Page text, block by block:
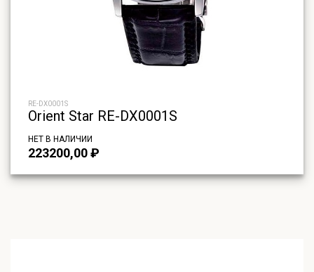
RE-DX0001S
Orient Star RE-DX0001S
НЕТ В НАЛИЧИИ
223200,00₽